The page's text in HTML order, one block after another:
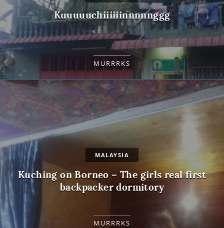
Kuuuuuchiiiiiinnnnnggg
MURRRKS
Kuching on Borneo – The girls real first
backpacker dormitory
MURRRKS
MALAYSIA